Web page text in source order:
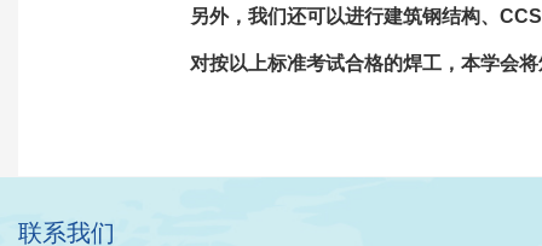
另外，我们还可以进行建筑钢结构、
对按以上标准考试合格的焊工，本学会
联系我们